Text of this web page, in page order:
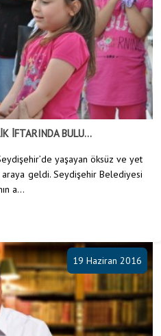
İFTARINDA BULU...
yaşayan öksüz ve yet
geldi. Seydişehir Belediyesi
a...
19 Haziran 2016